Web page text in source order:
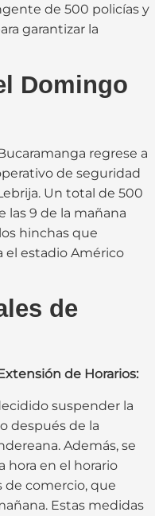
de 500 policías y
garantizar la
Domingo
regrese a
de seguridad
Un total de 500
las 9 de la mañana
hinchas que
el estadio Américo
de
de Horarios:
suspender la
después de la
Además, se
hora en el horario
comercio, que
Estas medidas